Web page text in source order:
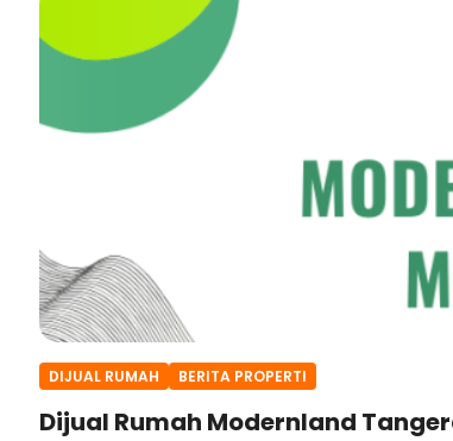
DIJUAL RUMAH BERITA PROPERTI
Dijual Rumah Modernland